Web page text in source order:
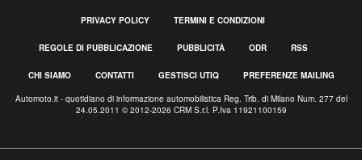
PRIVACY POLICY TERMINI E CONDIZIONI
REGOLE DI PUBBLICAZIONE PUBBLICITÀ ODR RSS
CHI SIAMO CONTATTI GESTISCI UTIQ PREFERENZE MAILING
Automoto.it - quotidiano di informazione automobilistica Reg. Trib. di Milano Num. 277 del
24.05.2011 © 2012-2026 CRM S.r.l. P.Iva 11921100159